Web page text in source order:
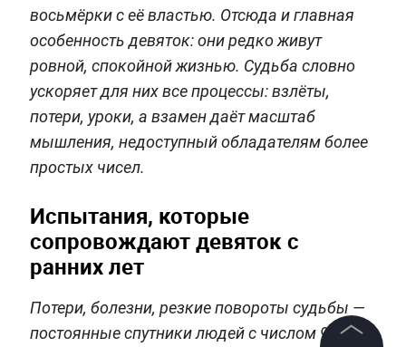
восьмёрки с её властью. Отсюда и главная
особенность девяток: они редко живут
ровной, спокойной жизнью. Судьба словно
ускоряет для них все процессы: взлёты,
потери, уроки, а взамен даёт масштаб
мышления, недоступный обладателям более
простых чисел.
Испытания, которые
сопровождают девяток с
ранних лет
Потери, болезни, резкие повороты судьбы —
постоянные спутники людей с числом 9.